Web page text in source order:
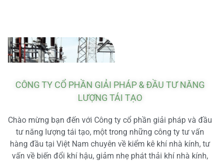
CÔNG TY CỔ PHẦN GIẢI PHÁP & ĐẦU TƯ NĂNG
LƯỢNG TÁI TẠO
Chào mừng bạn đến với Công ty cổ phần giải pháp và đầu
tư năng lượng tái tạo, một trong những công ty tư vấn
hàng đầu tại Việt Nam chuyên về kiểm kê khí nhà kính, tư
vấn về biến đổi khí hậu, giảm nhẹ phát thải khí nhà kính,